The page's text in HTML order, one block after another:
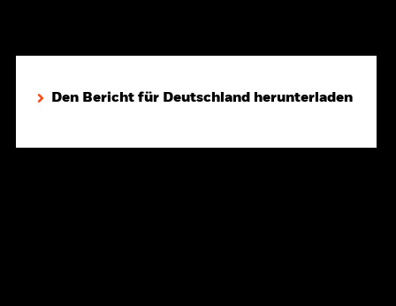
Den Bericht für Deutschland herunterladen